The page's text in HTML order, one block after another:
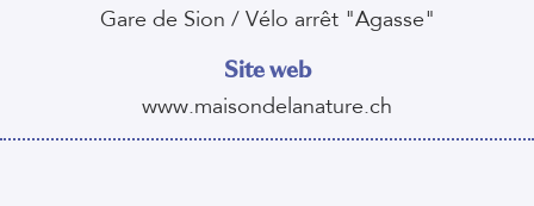
Gare de Sion / Vélo arrêt "Agasse"
Site web
www.maisondelanature.ch